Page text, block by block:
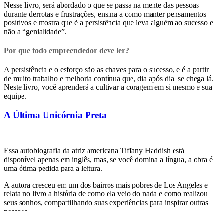
Nesse livro, será abordado o que se passa na mente das pessoas
durante derrotas e frustrações, ensina a como manter pensamentos
positivos e mostra que é a persistência que leva alguém ao sucesso e
não a “genialidade”.
Por que todo empreendedor deve ler?
A persistência e o esforço são as chaves para o sucesso, e é a partir
de muito trabalho e melhoria contínua que, dia após dia, se chega lá.
Neste livro, você aprenderá a cultivar a coragem em si mesmo e sua
equipe.
A Última Unicórnia Preta
Essa autobiografia da atriz americana Tiffany Haddish está
disponível apenas em inglês, mas, se você domina a língua, a obra é
uma ótima pedida para a leitura.
A autora cresceu em um dos bairros mais pobres de Los Angeles e
relata no livro a história de como ela veio do nada e como realizou
seus sonhos, compartilhando suas experiências para inspirar outras